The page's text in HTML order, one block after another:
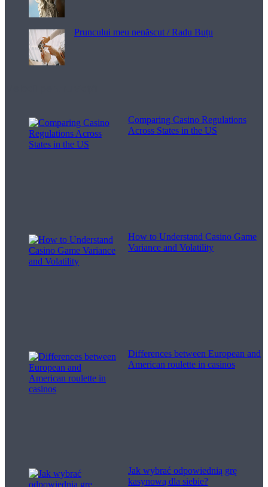
Pruncului meu nenăscut / Radu Buțu
Comparing Casino Regulations
Across States in the US
How to Understand Casino Game
Variance and Volatility
Differences between European and
American roulette in casinos
Jak wybrać odpowiednią grę
kasynową dla siebie?